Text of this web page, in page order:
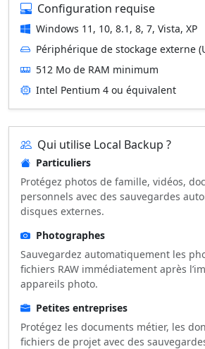
Configuration requise
Windows 11, 10, 8.1, 8, 7, Vista, XP
Périphérique de stockage externe
512 Mo de RAM minimum
Intel Pentium 4 ou équivalent
Qui utilise Local Backup ?
Particuliers
Protégez photos de famille, vidéos,
personnels avec des sauvegardes
disques externes.
Photographes
Sauvegardez automatiquement les
fichiers RAW immédiatement après
appareils photo.
Petites entreprises
Protégez les documents métier, les
fichiers de projet avec des